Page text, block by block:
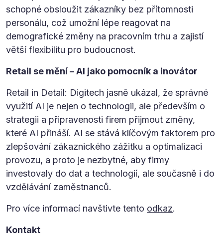
schopné obsloužit zákazníky bez přítomnosti
personálu, což umožní lépe reagovat na
demografické změny na pracovním trhu a zajistí
větší flexibilitu pro budoucnost.
Retail se mění – AI jako pomocník a inovátor
Retail in Detail: Digitech jasně ukázal, že správné
využití AI je nejen o technologii, ale především o
strategii a připravenosti firem přijmout změny,
které AI přináší. AI se stává klíčovým faktorem pro
zlepšování zákaznického zážitku a optimalizaci
provozu, a proto je nezbytné, aby firmy
investovaly do dat a technologií, ale současně i do
vzdělávání zaměstnanců.
Pro více informací navštivte tento odkaz.
Kontakt